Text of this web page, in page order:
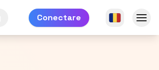
Conectare